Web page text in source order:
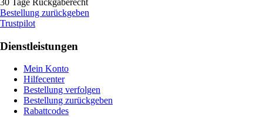
Bestellung zurückgeben
Trustpilot
Dienstleistungen
Mein Konto
Hilfecenter
Bestellung verfolgen
Bestellung zurückgeben
Rabattcodes